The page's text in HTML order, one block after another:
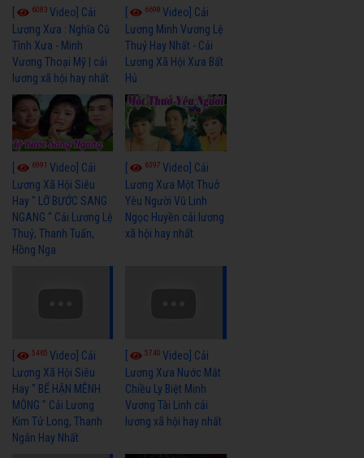
6083 Video] Cải
Lương Xưa : Nghĩa Cũ
Tình Xưa - Minh
Vương Thoại Mỹ | cải
lương xã hội hay nhất
6698Video] Cải
Lương Minh Vương Lệ
Thuỷ Hay Nhất - Cải
Lương Xã Hội Xưa Bất
Hủ
6991 Video] Cải
Lương Xã Hội Siêu
Hay " LỠ BƯỚC SANG
NGANG " Cải Lương Lệ
Thuỷ, Thanh Tuấn,
Hồng Nga
6397Video] Cải
Lương Xưa Một Thuở
Yêu Người Vũ Linh
Ngọc Huyền cải lương
xã hội hay nhất
5465 Video] Cải
Lương Xã Hội Siêu
Hay " BỂ HẬN MÊNH
MÔNG " Cải Lương
Kim Tử Long, Thanh
Ngân Hay Nhất
5740Video] Cải
Lương Xưa Nước Mắt
Chiều Ly Biệt Minh
Vương Tài Linh cải
lương xã hội hay nhất